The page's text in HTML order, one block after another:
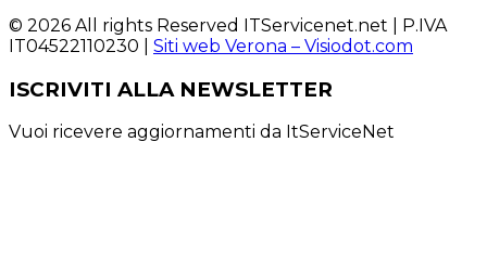
© 2026 All rights Reserved ITServicenet.net | P.IVA
IT04522110230 | Siti web Verona – Visiodot.com
ISCRIVITI ALLA NEWSLETTER
Vuoi ricevere aggiornamenti da ItServiceNet